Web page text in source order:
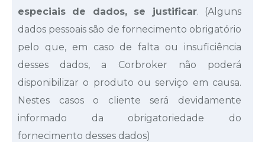
especiais de dados, se justificar. (Alguns
dados pessoais são de fornecimento obrigatório
pelo que, em caso de falta ou insuficiência
desses dados, a Corbroker não poderá
disponibilizar o produto ou serviço em causa.
Nestes casos o cliente será devidamente
informado da obrigatoriedade do
fornecimento desses dados)